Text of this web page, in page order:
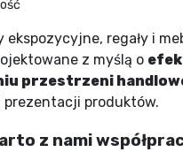
ekspozycyjne, regały i
z myślą o
przestrzeni
produktów.
z nami